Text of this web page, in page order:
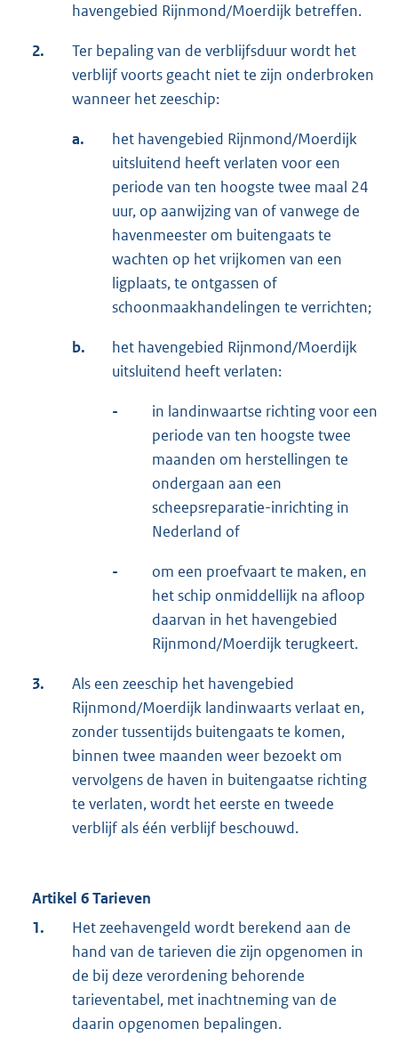
havengebied Rijnmond/Moerdijk betreffen.
2.
Ter bepaling van de verblijfsduur wordt het
verblijf voorts geacht niet te zijn onderbroken
wanneer het zeeschip:
a.
het havengebied Rijnmond/Moerdijk
uitsluitend heeft verlaten voor een
periode van ten hoogste twee maal 24
uur, op aanwijzing van of vanwege de
havenmeester om buitengaats te
wachten op het vrijkomen van een
ligplaats, te ontgassen of
schoonmaakhandelingen te verrichten;
b.
het havengebied Rijnmond/Moerdijk
uitsluitend heeft verlaten:
-
in landinwaartse richting voor een
periode van ten hoogste twee
maanden om herstellingen te
ondergaan aan een
scheepsreparatie-inrichting in
Nederland of
-
om een proefvaart te maken, en
het schip onmiddellijk na afloop
daarvan in het havengebied
Rijnmond/Moerdijk terugkeert.
3.
Als een zeeschip het havengebied
Rijnmond/Moerdijk landinwaarts verlaat en,
zonder tussentijds buitengaats te komen,
binnen twee maanden weer bezoekt om
vervolgens de haven in buitengaatse richting
te verlaten, wordt het eerste en tweede
verblijf als één verblijf beschouwd.
Artikel 6 Tarieven
1.
Het zeehavengeld wordt berekend aan de
hand van de tarieven die zijn opgenomen in
de bij deze verordening behorende
tarieventabel, met inachtneming van de
daarin opgenomen bepalingen.